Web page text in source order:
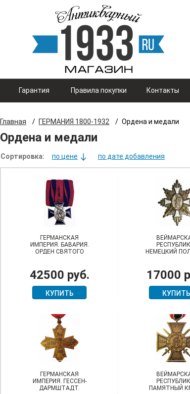
Гарантия Правила покупки Контакты
Главная / ГЕРМАНИЯ 1800-1932 / Ордена и медали
Ордена и медали
Сортировка: по цене по дате добавления
ГЕРМАНСКАЯ
ИМПЕРИЯ. БАВАРИЯ.
ОРДЕН СВЯТОГО
ОДИНОЧНОЙ
ПАРАДНОЙ КОЛОДКЕ
42500 руб.
КУПИТЬ
НЕМЕЦКИЙ
17000
КУПИТЬ
ГЕРМАНСКАЯ
ИМПЕРИЯ. ГЕССЕН-
ДАРМШТАДТ.
ПАМЯТНЫЙ